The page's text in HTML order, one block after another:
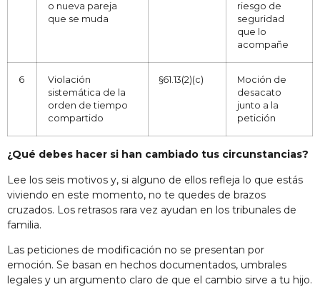
o nueva pareja
que se muda
riesgo de
seguridad
que lo
acompañe
6
Violación
sistemática de la
orden de tiempo
compartido
§61.13(2)(c)
Moción de
desacato
junto a la
petición
¿Qué debes hacer si han cambiado tus circunstancias?
Lee los seis motivos y, si alguno de ellos refleja lo que estás
viviendo en este momento, no te quedes de brazos
cruzados. Los retrasos rara vez ayudan en los tribunales de
familia.
Las peticiones de modificación no se presentan por
emoción. Se basan en hechos documentados, umbrales
legales y un argumento claro de que el cambio sirve a tu hijo.